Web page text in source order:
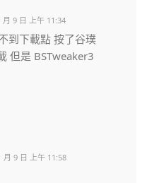
月 9 日 上午 11:34
到下載點 按了谷璞
但是 BSTweaker3
月 9 日 上午 11:58